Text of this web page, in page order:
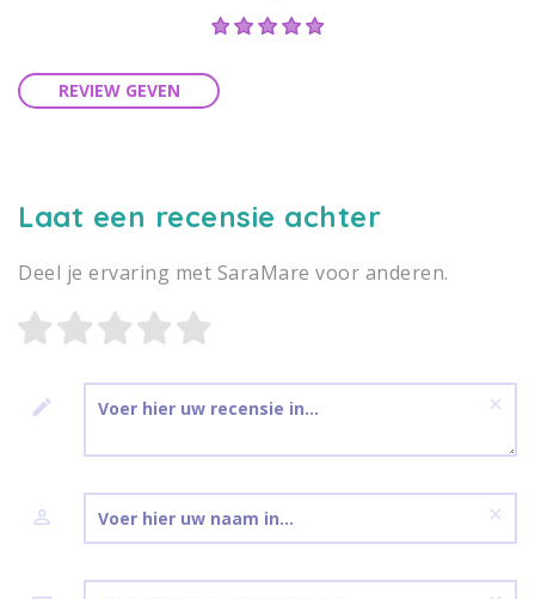
REVIEW GEVEN
Laat een recensie achter
Deel je ervaring met SaraMare voor anderen.